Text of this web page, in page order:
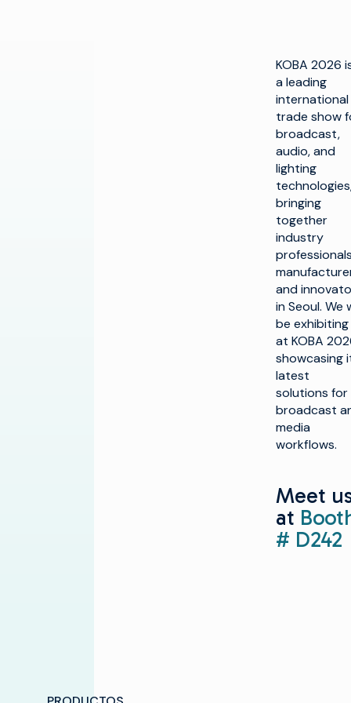
KOBA 2026
a leading
international
trade show
broadcast,
audio, and
lighting
bringing
together
industry
and
in Seoul. We
be exhibiting
at KOBA
showcasing
latest
solutions for
broadcast
media
workflows.
Meet
at
# D242